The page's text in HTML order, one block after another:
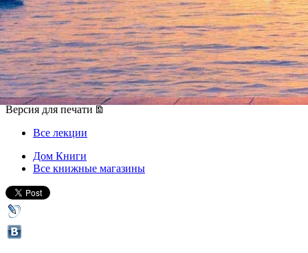
Презентация книги «Тайный
код Петербурга» Александра
Мясникова
26 июня 2012, вторник,19.00
Версия для печати
Все лекции
Дом Книги
Все книжные магазины